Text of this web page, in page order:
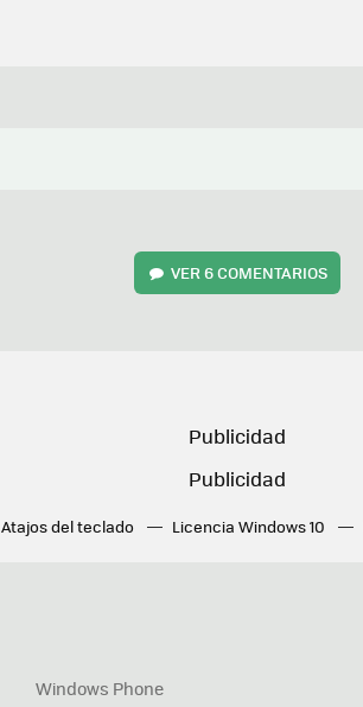
VER6 COMENTARIOS
Atajos del teclado Licencia Windows 10
Windows Phone